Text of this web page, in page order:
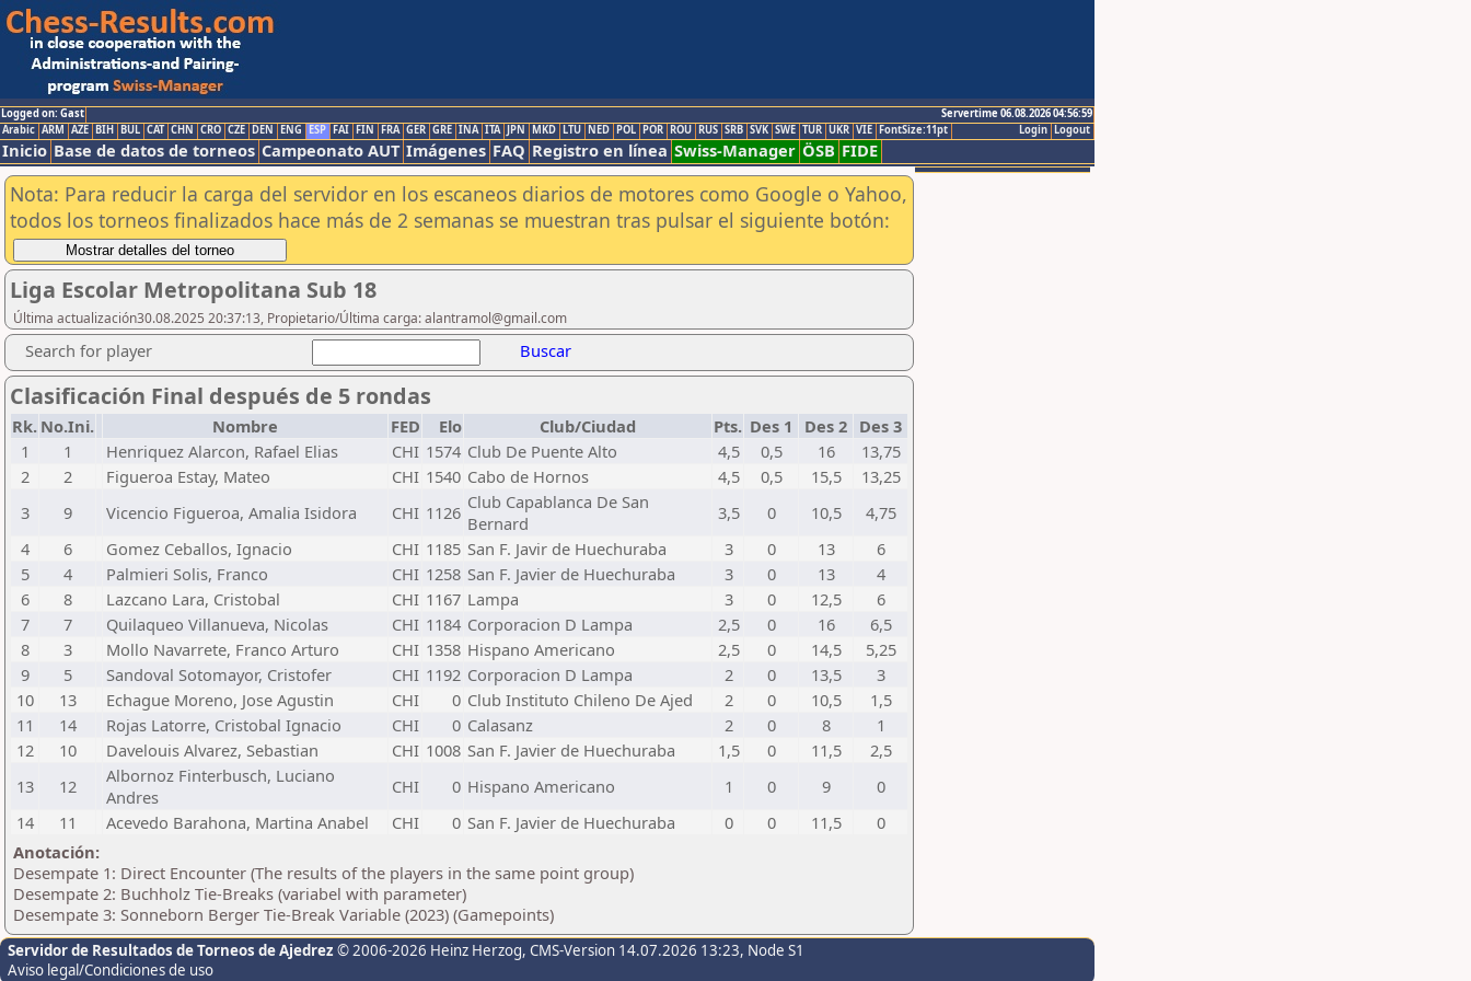
Logged on: Gast
Servertime 06.08.2026 04:56:59
Logout
Login
Arabic ARM AZE BIH BUL CAT CHN CRO CZE DEN ENG ESP FAI FIN FRA GER GRE INA ITA JPN MKD LTU NED POL POR ROU RUS SRB SVK SWE TUR UKR VIE FontSize:11pt
Inicio Base de datos de torneos Campeonato AUT Imágenes FAQ Registro en línea Swiss-Manager ÖSB FIDE
Nota: Para reducir la carga del servidor en los escaneos diarios de motores como Google o Yahoo,
todos los torneos finalizados hace más de 2 semanas se muestran tras pulsar el siguiente botón:
Liga Escolar Metropolitana Sub 18
Última actualización30.08.2025 20:37:13, Propietario/Última carga: alantramol@gmail.com
Search for player Buscar
Clasificación Final después de 5 rondas
Rk. No.Ini. Nombre FED Elo Club/Ciudad Pts. Des 1 Des 2 Des 3
1
1 Henriquez Alarcon, Rafael Elias CHI 1574 Club De Puente Alto 4,5 0,5 16
13,75
2
2 Figueroa Estay, Mateo CHI 1540 Cabo de Hornos 4,5 0,5 15,5
13,25
3
9 Vicencio Figueroa, Amalia Isidora CHI 1126 Club Capablanca De San
Bernard
3,5 0 10,5
4,75
4
6 Gomez Ceballos, Ignacio CHI 1185 San F. Javir de Huechuraba 3 0 13
6
5
4 Palmieri Solis, Franco CHI 1258 San F. Javier de Huechuraba 3 0 13
4
6
8 Lazcano Lara, Cristobal CHI 1167 Lampa 3 0 12,5
6
7
7 Quilaqueo Villanueva, Nicolas CHI 1184 Corporacion D Lampa 2,5 0 16
6,5
8
3 Mollo Navarrete, Franco Arturo CHI 1358 Hispano Americano 2,5 0 14,5
5,25
9
5 Sandoval Sotomayor, Cristofer CHI 1192 Corporacion D Lampa 2 0 13,5
3
10
13 Echague Moreno, Jose Agustin CHI 0 Club Instituto Chileno De Ajed 2 0 10,5
1,5
11
14 Rojas Latorre, Cristobal Ignacio CHI 0 Calasanz 2 0 8
1
12
10 Davelouis Alvarez, Sebastian CHI 1008 San F. Javier de Huechuraba 1,5 0 11,5
2,5
13
12
Albornoz Finterbusch, Luciano
Andres
CHI 0 Hispano Americano 1 0 9
0
14
11 Acevedo Barahona, Martina Anabel CHI 0 San F. Javier de Huechuraba 0 0 11,5
0
Anotación:
Desempate 1: Direct Encounter (The results of the players in the same point group)
Desempate 2: Buchholz Tie-Breaks (variabel with parameter)
Desempate 3: Sonneborn Berger Tie-Break Variable (2023) (Gamepoints)
Servidor de Resultados de Torneos de Ajedrez © 2006-2026 Heinz Herzog, CMS-Version 14.07.2026 13:23, Node S1
Aviso legal/Condiciones de uso